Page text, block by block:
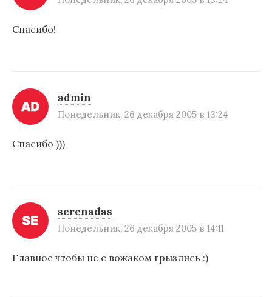
Спасибо!
admin
Понедельник, 26 декабря 2005 в 13:24
Спасибо )))
serenadas
Понедельник, 26 декабря 2005 в 14:11
Главное чтобы не с вожаком грызлись :)